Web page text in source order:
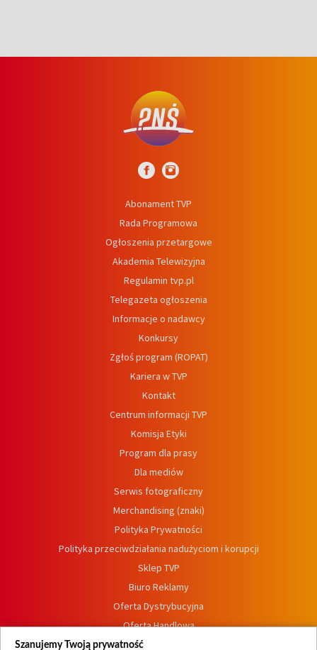
Abonament TVP
Rada Programowa
Ogłoszenia przetargowe
Akademia Telewizyjna
Regulamin tvp.pl
Telegazeta ogłoszenia
Informacje o nadawcy
Konkursy
Zgłoś program (ROPAT)
Kariera w TVP
Kontakt
Centrum informacji TVP
Komisja Etyki
Program dla prasy
Dla mediów
Serwis fotograficzny
Merchandising (znaki)
Polityka Prywatności
Polityka przeciwdziałania nadużyciom i korupcji
Sklep TVP
Biuro Reklamy
Oferta Dystrybucyjna
Oferta Handlowa
Dostępność
Szanujemy Twoją prywatność